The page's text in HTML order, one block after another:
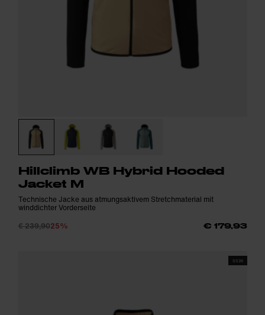
Hillclimb WB Hybrid Hooded
Jacket M
Technische Jacke aus atmungsaktivem Stretchmaterial mit
winddichter Vorderseite
€ 239,9025% € 179,93
SS26